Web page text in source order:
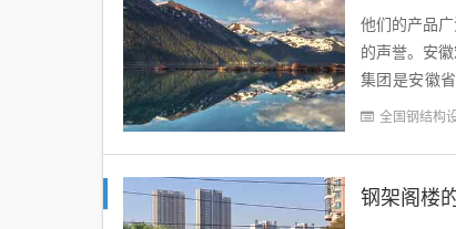
他们的产品
的声誉。安
集团是安徽
柱、钢板等
全国钢结构